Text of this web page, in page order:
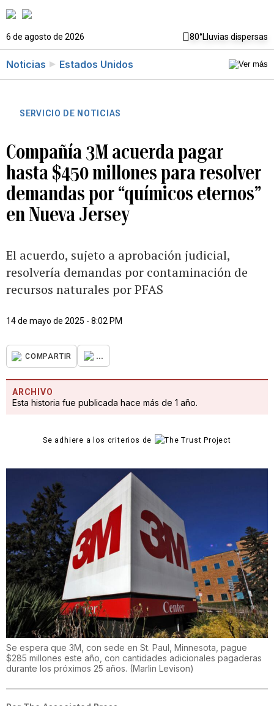
6 de agosto de 2026 80°Lluvias dispersas
Noticias Estados Unidos
SERVICIO DE NOTICIAS
Compañía 3M acuerda pagar
hasta $450 millones para resolver
demandas por “químicos eternos”
en Nueva Jersey
El acuerdo, sujeto a aprobación judicial,
resolvería demandas por contaminación de
recursos naturales por PFAS
14 de mayo de 2025 - 8:02 PM
COMPARTIR ...
ARCHIVO
Esta historia fue publicada hace más de 1 año.
Se adhiere a los criterios de
Se espera que 3M, con sede en St. Paul, Minnesota, pague
$285 millones este año, con cantidades adicionales pagaderas
durante los próximos 25 años. (Marlin Levison)